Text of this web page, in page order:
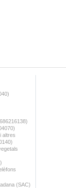
altres
(SAC)